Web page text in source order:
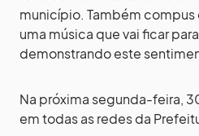
município. Também
uma música que vai ficar
demonstrando este
Na próxima segunda-feira,
em todas as redes da